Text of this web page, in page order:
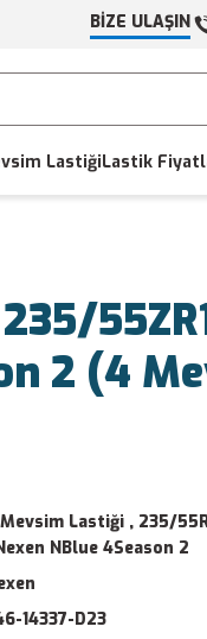
BİZE ULAŞIN
LastiğiLastik
2 (4
Lastiği , 235/
NBlue 4Season 2
14337-D23